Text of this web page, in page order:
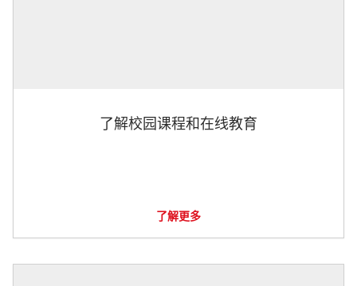
了解校园课程和在线教育
了解更多